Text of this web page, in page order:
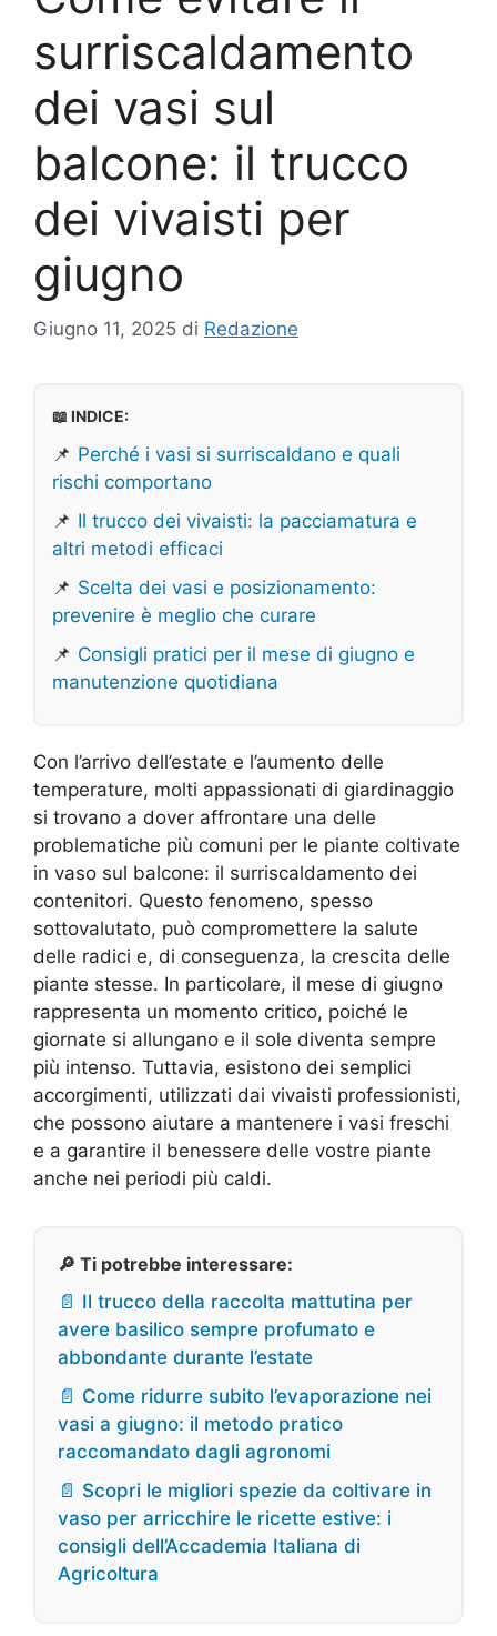
surriscaldamento
dei vasi sul
balcone: il trucco
dei vivaisti per
giugno
Giugno 11, 2025 di Redazione
📖 INDICE:
📌 Perché i vasi si surriscaldano e quali
rischi comportano
📌 Il trucco dei vivaisti: la pacciamatura e
altri metodi efficaci
📌 Scelta dei vasi e posizionamento:
prevenire è meglio che curare
📌 Consigli pratici per il mese di giugno e
manutenzione quotidiana
Con l’arrivo dell’estate e l’aumento delle
temperature, molti appassionati di giardinaggio
si trovano a dover affrontare una delle
problematiche più comuni per le piante coltivate
in vaso sul balcone: il surriscaldamento dei
contenitori. Questo fenomeno, spesso
sottovalutato, può compromettere la salute
delle radici e, di conseguenza, la crescita delle
piante stesse. In particolare, il mese di giugno
rappresenta un momento critico, poiché le
giornate si allungano e il sole diventa sempre
più intenso. Tuttavia, esistono dei semplici
accorgimenti, utilizzati dai vivaisti professionisti,
che possono aiutare a mantenere i vasi freschi
e a garantire il benessere delle vostre piante
anche nei periodi più caldi.
🔎 Ti potrebbe interessare:
📄 Il trucco della raccolta mattutina per
avere basilico sempre profumato e
abbondante durante l’estate
📄 Come ridurre subito l’evaporazione nei
vasi a giugno: il metodo pratico
raccomandato dagli agronomi
📄 Scopri le migliori spezie da coltivare in
vaso per arricchire le ricette estive: i
consigli dell’Accademia Italiana di
Agricoltura